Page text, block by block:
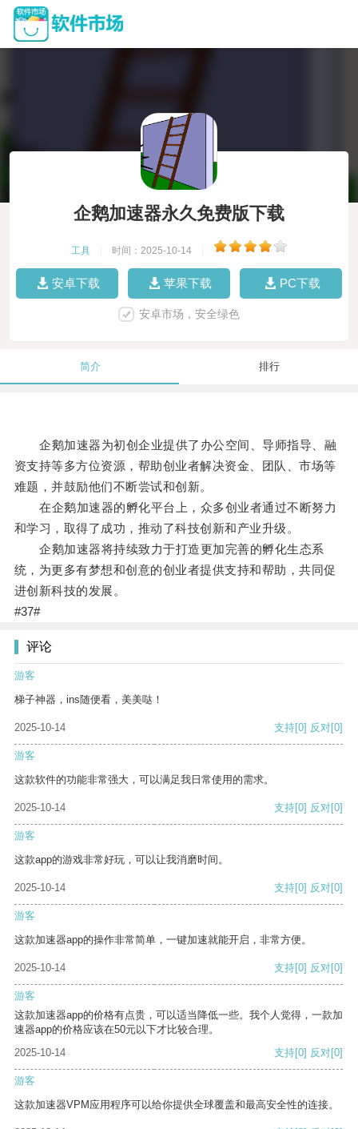
企鹅加速器永久免费版下载
工具 时间：2025-10-14
安卓下载 苹果下载 PC下载
安卓市场，安全绿色
简介 排行
企鹅加速器为初创企业提供了办公空间、导师指导、融
资支持等多方位资源，帮助创业者解决资金、团队、市场等
难题，并鼓励他们不断尝试和创新。
在企鹅加速器的孵化平台上，众多创业者通过不断努力
和学习，取得了成功，推动了科技创新和产业升级。
企鹅加速器将持续致力于打造更加完善的孵化生态系
统，为更多有梦想和创意的创业者提供支持和帮助，共同促
进创新科技的发展。
#37#
评论
游客
梯子神器，ins随便看，美美哒！
2025-10-14 支持[0] 反对[0]
游客
这款软件的功能非常强大，可以满足我日常使用的需求。
2025-10-14 支持[0] 反对[0]
游客
这款app的游戏非常好玩，可以让我消磨时间。
2025-10-14 支持[0] 反对[0]
游客
这款加速器app的操作非常简单，一键加速就能开启，非常方便。
2025-10-14 支持[0] 反对[0]
游客
这款加速器app的价格有点贵，可以适当降低一些。我个人觉得，一款加
速器app的价格应该在50元以下才比较合理。
2025-10-14
支持[0] 反对[0]
游客
这款加速器VPM应用程序可以给你提供全球覆盖和最高安全性的连接。